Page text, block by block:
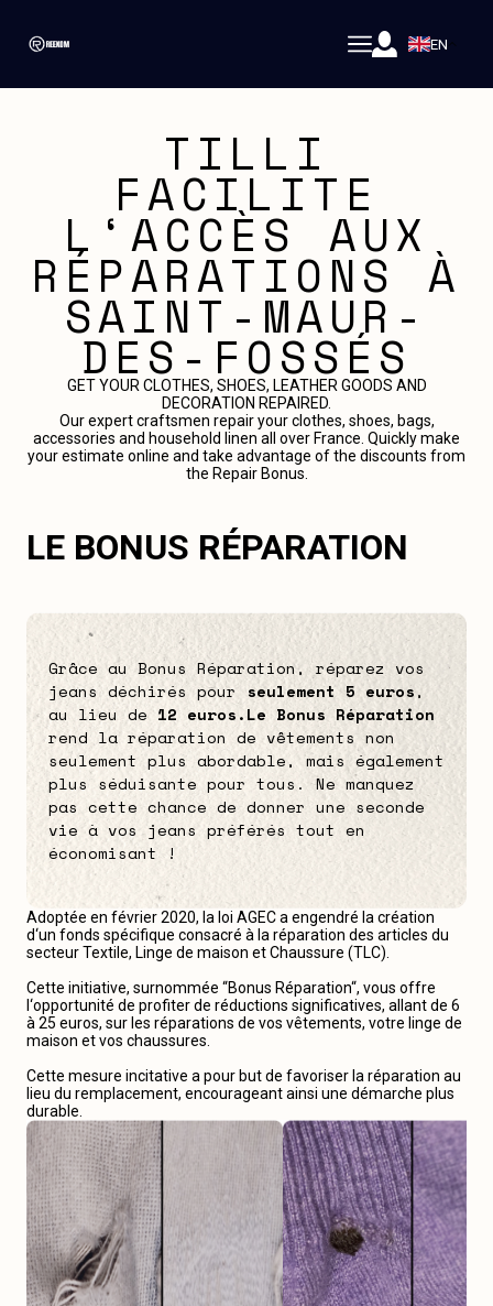
EN
TILLI
FACILITE
L‘ACCÈS AUX
RÉPARATIONS À
SAINT-MAUR-
DES-FOSSÉS
GET YOUR CLOTHES, SHOES, LEATHER GOODS AND
DECORATION REPAIRED.
Our expert craftsmen repair your clothes, shoes, bags,
accessories and household linen all over France. Quickly make
your estimate online and take advantage of the discounts from
the Repair Bonus.
LE BONUS RÉPARATION
Adoptée en février 2020, la loi AGEC a engendré la création
d‘un fonds spécifique consacré à la réparation des articles du
secteur Textile, Linge de maison et Chaussure (TLC).
Cette initiative, surnommée “Bonus Réparation“, vous offre
l‘opportunité de profiter de réductions significatives, allant de 6
à 25 euros, sur les réparations de vos vêtements, votre linge de
maison et vos chaussures.
Cette mesure incitative a pour but de favoriser la réparation au
lieu du remplacement, encourageant ainsi une démarche plus
durable.
Grâce au Bonus Réparation, réparez vos
jeans déchirés pour seulement 5 euros,
au lieu de 12 euros.Le Bonus Réparation
rend la réparation de vêtements non
seulement plus abordable, mais également
plus séduisante pour tous. Ne manquez
pas cette chance de donner une seconde
vie à vos jeans préférés tout en
économisant !